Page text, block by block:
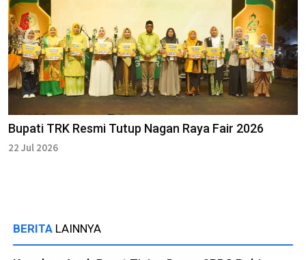
Bupati TRK Resmi Tutup Nagan Raya Fair 2026
22 Jul 2026
BERITA LAINNYA